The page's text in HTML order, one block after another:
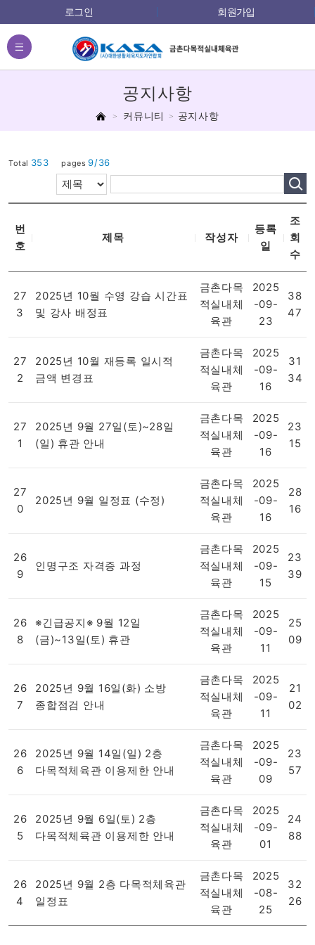
로그인 회원가입
전체메뉴
홈 커뮤니티 공지사항
공지사항
Total 353 pages 9/36
번
호
제목 작성자
등록
일
조
회
수
27
3
2025년 10월 수영 강습 시간표
및 강사 배정표
금촌다목
적실내체
육관
2025
-09-
23
38
47
27
2
2025년 10월 재등록 일시적
금액 변경표
금촌다목
적실내체
육관
2025
-09-
16
31
34
27
1
2025년 9월 27일(토)~28일
(일) 휴관 안내
금촌다목
적실내체
육관
2025
-09-
16
23
15
27
0
2025년 9월 일정표 (수정)
금촌다목
적실내체
육관
2025
-09-
16
28
16
26
9
인명구조 자격증 과정
금촌다목
적실내체
육관
2025
-09-
15
23
39
26
8
※긴급공지※ 9월 12일
(금)~13일(토) 휴관
금촌다목
적실내체
육관
2025
-09-
11
25
09
26
7
2025년 9월 16일(화) 소방
종합점검 안내
금촌다목
적실내체
육관
2025
-09-
11
21
02
26
6
2025년 9월 14일(일) 2층
다목적체육관 이용제한 안내
금촌다목
적실내체
육관
2025
-09-
09
23
57
26
5
2025년 9월 6일(토) 2층
다목적체육관 이용제한 안내
금촌다목
적실내체
육관
2025
-09-
01
24
88
26
4
2025년 9월 2층 다목적체육관
일정표
금촌다목
적실내체
육관
2025
-08-
25
32
26